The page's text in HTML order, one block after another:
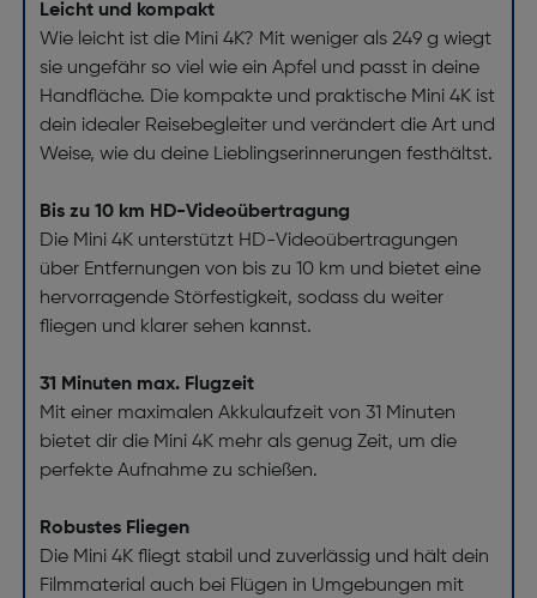
Leicht und kompakt
Wie leicht ist die Mini 4K? Mit weniger als 249 g wiegt
sie ungefähr so viel wie ein Apfel und passt in deine
Handfläche. Die kompakte und praktische Mini 4K ist
dein idealer Reisebegleiter und verändert die Art und
Weise, wie du deine Lieblingserinnerungen festhältst.
Bis zu 10 km HD-Videoübertragung
Die Mini 4K unterstützt HD-Videoübertragungen
über Entfernungen von bis zu 10 km und bietet eine
hervorragende Störfestigkeit, sodass du weiter
fliegen und klarer sehen kannst.
31 Minuten max. Flugzeit
Mit einer maximalen Akkulaufzeit von 31 Minuten
bietet dir die Mini 4K mehr als genug Zeit, um die
perfekte Aufnahme zu schießen.
Robustes Fliegen
Die Mini 4K fliegt stabil und zuverlässig und hält dein
Filmmaterial auch bei Flügen in Umgebungen mit